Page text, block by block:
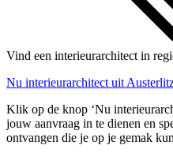
Vind een interieurarchitect in
Nu interieurarchitect uit
Klik op de knop ‘Nu
jouw aanvraag in te dienen en
ontvangen die je op je gemak